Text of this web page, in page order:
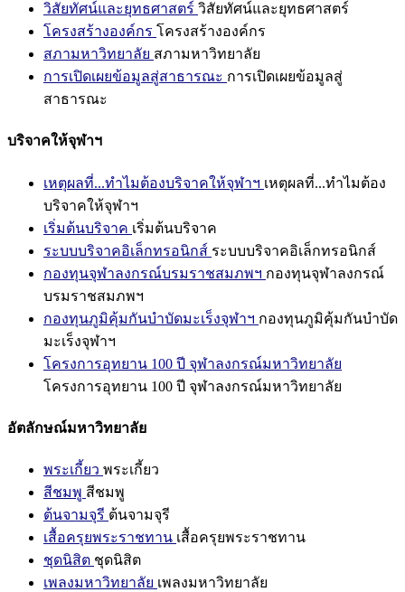
วิสัยทัศน์และยุทธศาสตร์ วิสัยทัศน์และยุทธศาสตร์
โครงสร้างองค์กร โครงสร้างองค์กร
สภามหาวิทยาลัย สภามหาวิทยาลัย
การเปิดเผยข้อมูลสู่สาธารณะ การเปิดเผยข้อมูลสู่
สาธารณะ
บริจาคให้จุฬาฯ
เหตุผลที่...ทำไมต้องบริจาคให้จุฬาฯ เหตุผลที่...ทำไมต้อง
บริจาคให้จุฬาฯ
เริ่มต้นบริจาค เริ่มต้นบริจาค
ระบบบริจาคอิเล็กทรอนิกส์ ระบบบริจาคอิเล็กทรอนิกส์
กองทุนจุฬาลงกรณ์บรมราชสมภพฯ กองทุนจุฬาลงกรณ์
บรมราชสมภพฯ
กองทุนภูมิคุ้มกันบำบัดมะเร็งจุฬาฯ กองทุนภูมิคุ้มกันบำบัด
มะเร็งจุฬาฯ
โครงการอุทยาน 100 ปี จุฬาลงกรณ์มหาวิทยาลัย
โครงการอุทยาน 100 ปี จุฬาลงกรณ์มหาวิทยาลัย
อัตลักษณ์มหาวิทยาลัย
พระเกี้ยว พระเกี้ยว
สีชมพู สีชมพู
ต้นจามจุรี ต้นจามจุรี
เสื้อครุยพระราชทาน เสื้อครุยพระราชทาน
ชุดนิสิต ชุดนิสิต
เพลงมหาวิทยาลัย เพลงมหาวิทยาลัย